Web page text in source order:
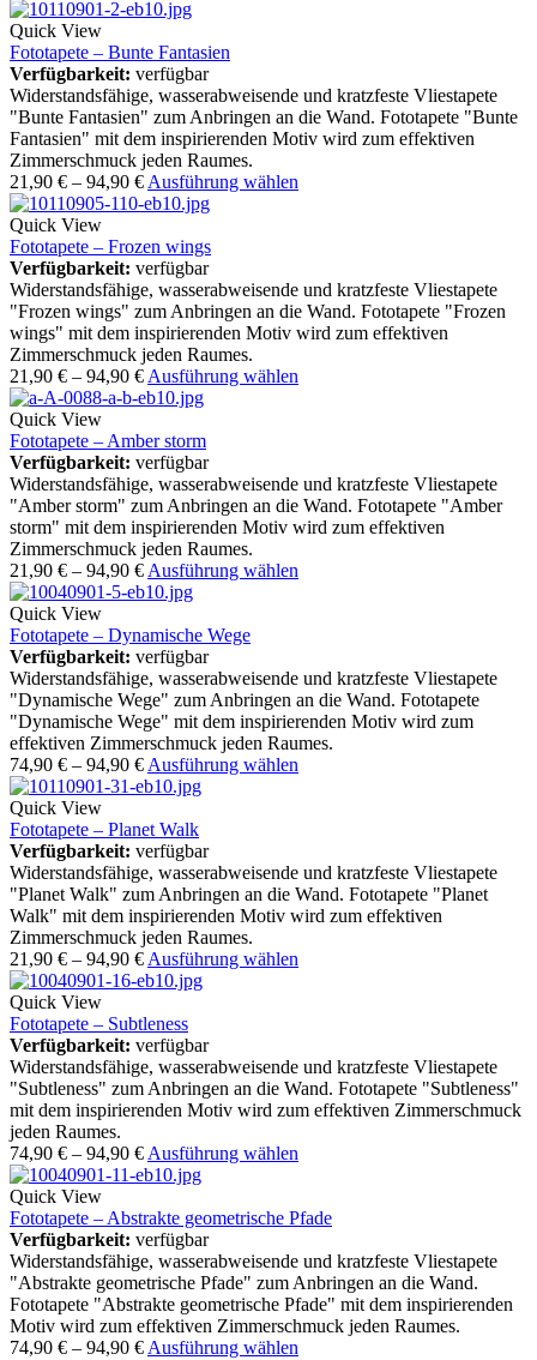
Quick View
Fototapete – Bunte Fantasien
Verfügbarkeit: verfügbar
Widerstandsfähige, wasserabweisende und kratzfeste Vliestapete
"Bunte Fantasien" zum Anbringen an die Wand. Fototapete "Bunte
Fantasien" mit dem inspirierenden Motiv wird zum effektiven
Zimmerschmuck jeden Raumes.
21,90 € – 94,90 € Ausführung wählen
Quick View
Fototapete – Frozen wings
Verfügbarkeit: verfügbar
Widerstandsfähige, wasserabweisende und kratzfeste Vliestapete
"Frozen wings" zum Anbringen an die Wand. Fototapete "Frozen
wings" mit dem inspirierenden Motiv wird zum effektiven
Zimmerschmuck jeden Raumes.
21,90 € – 94,90 € Ausführung wählen
Quick View
Fototapete – Amber storm
Verfügbarkeit: verfügbar
Widerstandsfähige, wasserabweisende und kratzfeste Vliestapete
"Amber storm" zum Anbringen an die Wand. Fototapete "Amber
storm" mit dem inspirierenden Motiv wird zum effektiven
Zimmerschmuck jeden Raumes.
21,90 € – 94,90 € Ausführung wählen
Quick View
Fototapete – Dynamische Wege
Verfügbarkeit: verfügbar
Widerstandsfähige, wasserabweisende und kratzfeste Vliestapete
"Dynamische Wege" zum Anbringen an die Wand. Fototapete
"Dynamische Wege" mit dem inspirierenden Motiv wird zum
effektiven Zimmerschmuck jeden Raumes.
74,90 € – 94,90 € Ausführung wählen
Quick View
Fototapete – Planet Walk
Verfügbarkeit: verfügbar
Widerstandsfähige, wasserabweisende und kratzfeste Vliestapete
"Planet Walk" zum Anbringen an die Wand. Fototapete "Planet
Walk" mit dem inspirierenden Motiv wird zum effektiven
Zimmerschmuck jeden Raumes.
21,90 € – 94,90 € Ausführung wählen
Quick View
Fototapete – Subtleness
Verfügbarkeit: verfügbar
Widerstandsfähige, wasserabweisende und kratzfeste Vliestapete
"Subtleness" zum Anbringen an die Wand. Fototapete "Subtleness"
mit dem inspirierenden Motiv wird zum effektiven Zimmerschmuck
jeden Raumes.
74,90 € – 94,90 € Ausführung wählen
Quick View
Fototapete – Abstrakte geometrische Pfade
Verfügbarkeit: verfügbar
Widerstandsfähige, wasserabweisende und kratzfeste Vliestapete
"Abstrakte geometrische Pfade" zum Anbringen an die Wand.
Fototapete "Abstrakte geometrische Pfade" mit dem inspirierenden
Motiv wird zum effektiven Zimmerschmuck jeden Raumes.
74,90 € – 94,90 € Ausführung wählen